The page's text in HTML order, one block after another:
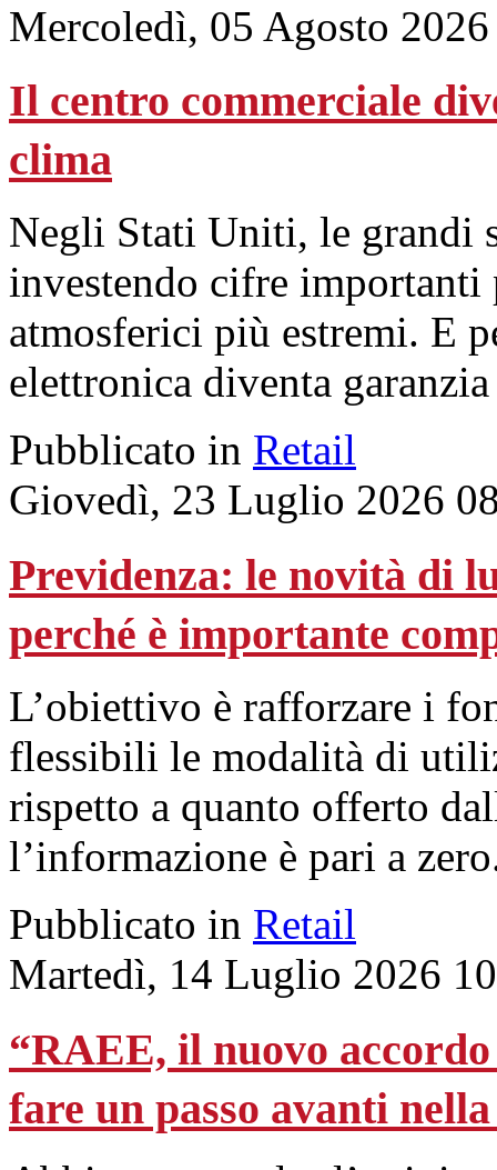
Mercoledì, 05 Agosto
Il centro commerciale
clima
Negli Stati Uniti, le grandi
investendo cifre importanti
atmosferici più estremi. E
elettronica diventa
Pubblicato in Retail
Giovedì, 23 Luglio 2026
Previdenza: le novità di
perché è importante
L’obiettivo è rafforzare i
flessibili le modalità di
rispetto a quanto offerto
l’informazione è pari a
Pubblicato in Retail
Martedì, 14 Luglio 2026
“RAEE, il nuovo
fare un passo avanti